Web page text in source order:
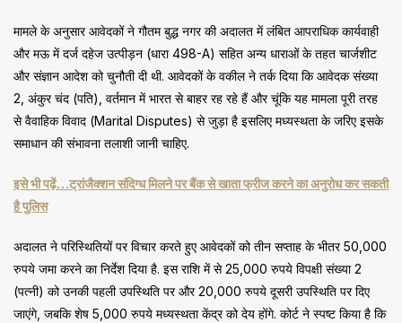
मामले के अनुसार आवेदकों ने गौतम बुद्ध नगर की अदालत में लंबित आपराधिक कार्यवाही
और मऊ में दर्ज दहेज उत्पीड़न (धारा 498-A) सहित अन्य धाराओं के तहत चार्जशीट
और संज्ञान आदेश को चुनौती दी थी. आवेदकों के वकील ने तर्क दिया कि आवेदक संख्या
2, अंकुर चंद (पति), वर्तमान में भारत से बाहर रह रहे हैं और चूंकि यह मामला पूरी तरह
से वैवाहिक विवाद (Marital Disputes) से जुड़ा है इसलिए मध्यस्थता के जरिए इसके
समाधान की संभावना तलाशी जानी चाहिए.
इसे भी पढ़ें…ट्रांजैक्शन संदिग्ध मिलने पर बैंक से खाता फ्रीज करने का अनुरोध कर सकती
है पुलिस
अदालत ने परिस्थितियों पर विचार करते हुए आवेदकों को तीन सप्ताह के भीतर 50,000
रुपये जमा करने का निर्देश दिया है. इस राशि में से 25,000 रुपये विपक्षी संख्या 2
(पत्नी) को उनकी पहली उपस्थिति पर और 20,000 रुपये दूसरी उपस्थिति पर दिए
जाएंगे, जबकि शेष 5,000 रुपये मध्यस्थता केंद्र को देय होंगे. कोर्ट ने स्पष्ट किया है कि